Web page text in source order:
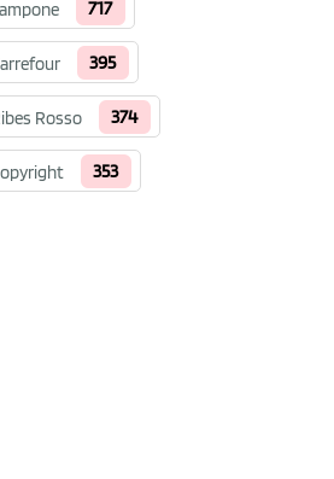
717
395
Rosso 374
353